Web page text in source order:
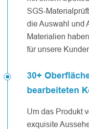
SGS-
die Auswahl und
Materialien
für unsere
30+
bearbeiteten
Um das Produkt
exquisite